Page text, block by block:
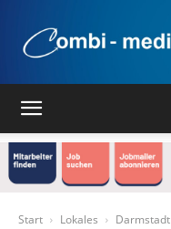
Start Lokales Darmstadt